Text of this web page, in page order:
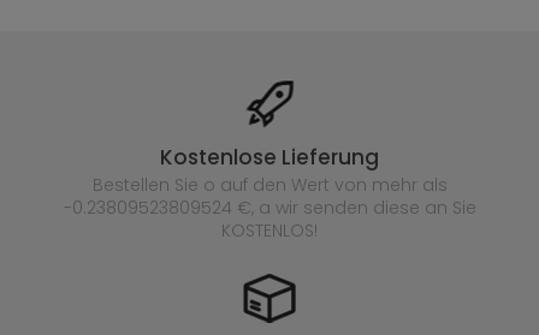
Kostenlose Lieferung
Bestellen Sie o auf den Wert von mehr als
-0.23809523809524 €, a wir senden diese an Sie
KOSTENLOS!